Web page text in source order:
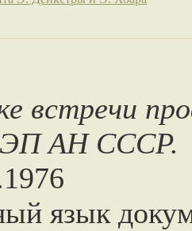
встречи
АН СССР.
язык